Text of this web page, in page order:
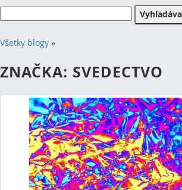
Všetky blogy »
ZNAČKA: SVEDECTVO